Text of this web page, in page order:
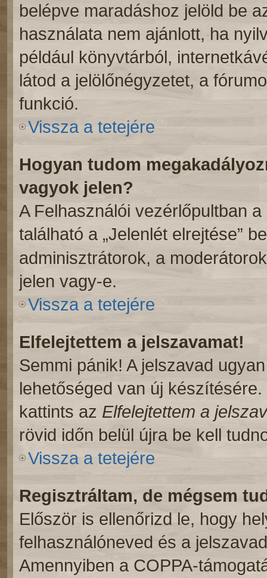
belépve maradáshoz jelöld be
használata nem ajánlott, ha
például könyvtárból,
látod a jelölőnégyzetet, a
funkció.
Vissza a tetejére
Hogyan tudom
vagyok jelen?
A Felhasználói vezérlőpultban
található a „Jelenlét elrejtése”
adminisztrátorok, a
jelen vagy-e.
Vissza a tetejére
Elfelejtettem a jelszavamat!
Semmi pánik! A jelszavad
lehetőséged van új
kattints az Elfelejtettem a
rövid időn belül újra be kell
Vissza a tetejére
Regisztráltam, de mégsem
Először is ellenőrizd le, hogy
felhasználóneved és a
Amennyiben a COPPA-